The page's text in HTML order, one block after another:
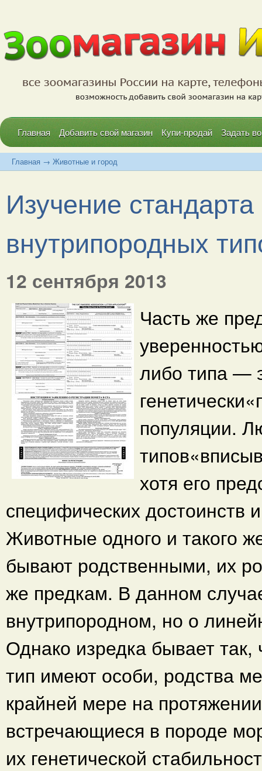
Главная Добавить свой магазин Купи-продай Задать
Главная → Животные и город
Изучение
внутрипородных
12 сентября 2013
Часть же
либо типа —
популяции.
хотя его
специфических достоинств
Животные одного и такого
бывают родственными, их
же предкам. В данном
внутрипородном, но о
Однако изредка бывает
тип имеют особи, родства
крайней мере на
встречающиеся в породе
их генетической